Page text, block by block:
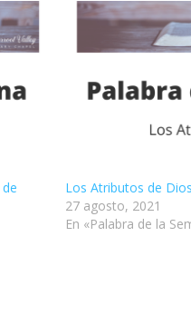
Los Atributos de
27 agosto, 2021
En «Palabra de la